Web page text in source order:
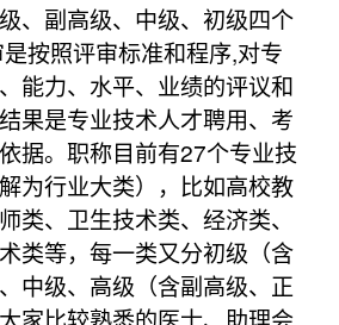
、副高级、中级、初级四个
按照评审标准和程序,对专
能力、水平、业绩的评议和
果是专业技术人才聘用、考
据。职称目前有27个专业技
为行业大类），比如高校教
类、卫生技术类、经济类、
类等，每一类又分初级（含
中级、高级（含副高级、正
家比较熟悉的医士、助理会